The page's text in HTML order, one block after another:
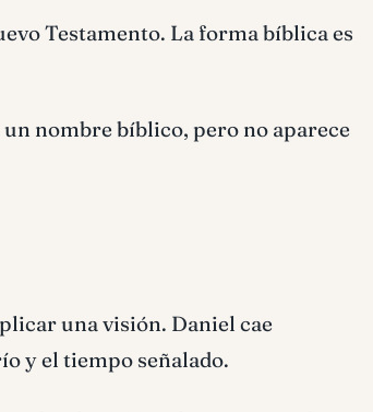
Testamento. La forma bíblica es
un nombre bíblico, pero no aparece
una visión. Daniel cae
y el tiempo señalado.